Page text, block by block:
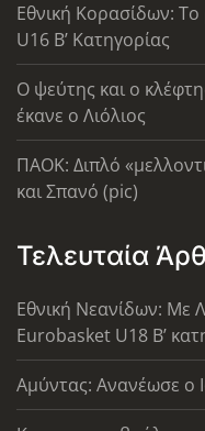
Εθνική Κορασίδων:
U16 B’ Κατηγορίας
Ο ψεύτης και ο
έκανε ο Λιόλιος
ΠΑΟΚ: Διπλό
και Σπανό (pic)
Τελευταία
Εθνική Νεανίδων: Με
Eurobasket U18 Β’
Αμύντας: Ανανέωσε ο